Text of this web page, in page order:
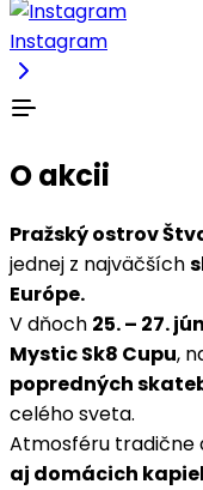
Instagram
O akcii
Pražský ostrov
jednej z najväčších
Európe.
V dňoch 25. – 27.
Mystic Sk8 Cupu,
popredných
celého sveta.
Atmosféru tradične
aj domácich kapiel